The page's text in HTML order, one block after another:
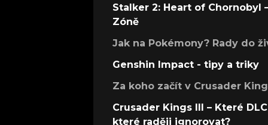
Stalker 2: Heart of Chornobyl
Zóně
Jak na Pokémony? Rady do
Genshin Impact - tipy a triky
Za koho začít v Crusader
Crusader Kings III – Které
které raději ignorovat?